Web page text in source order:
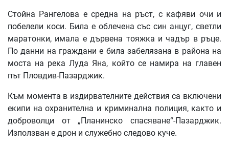
Стойна Рангелова е средна на ръст, с кафяви очи и
побелели коси. Била е облечена със син анцуг, светли
маратонки, имала е дървена тояжка и чадър в ръце.
По данни на граждани е била забелязана в района на
моста на река Луда Яна, който се намира на главен
път Пловдив-Пазарджик.
Към момента в издирвателните действия са включени
екипи на охранителна и криминална полиция, както и
доброволци от „Планинско спасяване“-Пазарджик.
Използван е дрон и служебно следово куче.